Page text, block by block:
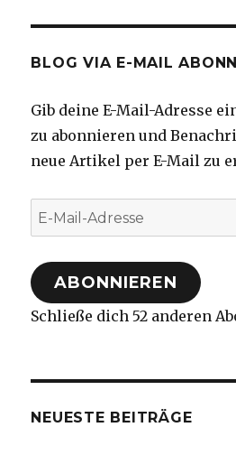
BLOG VIA E-MAIL
Gib deine E-Mail-Adresse
zu abonnieren und
neue Artikel per E-Mail zu
E-
Mail-
Adresse
ABONNIEREN
Schließe dich 52 anderen
NEUESTE BEITRÄGE